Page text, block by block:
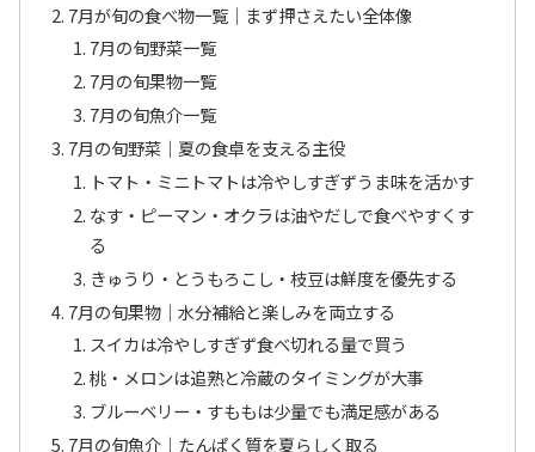
7月が旬の食べ物一覧｜まず押さえたい全体像
7月の旬野菜一覧
7月の旬果物一覧
7月の旬魚介一覧
7月の旬野菜｜夏の食卓を支える主役
トマト・ミニトマトは冷やしすぎずうま味を活かす
なす・ピーマン・オクラは油やだしで食べやすくす
る
きゅうり・とうもろこし・枝豆は鮮度を優先する
7月の旬果物｜水分補給と楽しみを両立する
スイカは冷やしすぎず食べ切れる量で買う
桃・メロンは追熟と冷蔵のタイミングが大事
ブルーベリー・すももは少量でも満足感がある
7月の旬魚介｜たんぱく質を夏らしく取る